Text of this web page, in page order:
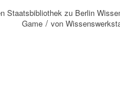
Staatsbibliothek zu Berlin
Game / von